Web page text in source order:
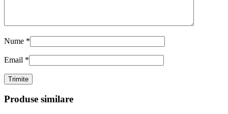
Nume *
Email *
Produse similare